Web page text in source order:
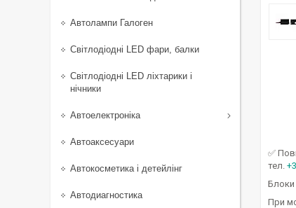
✅
тел.
Блоки
При
Автолампи Галоген
Світлодіодні LED фари, балки
Світлодіодні LED ліхтарики і
нічники
Автоелектроніка
Автоаксесуари
Автокосметика і детейлінг
Автодиагностика